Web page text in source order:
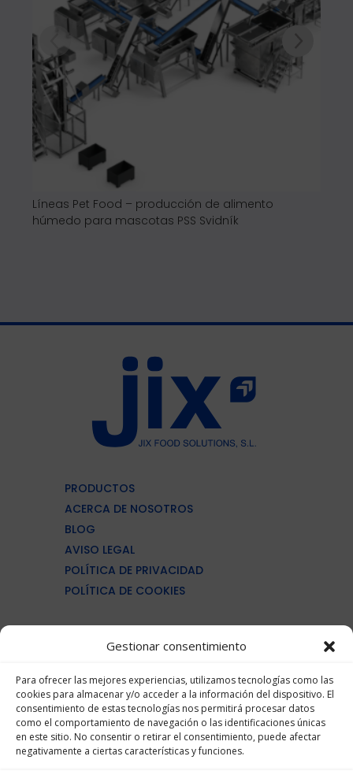
Gestionar consentimiento
Para ofrecer las mejores experiencias, utilizamos tecnologías como las
cookies para almacenar y/o acceder a la información del dispositivo. El
consentimiento de estas tecnologías nos permitirá procesar datos
como el comportamiento de navegación o las identificaciones únicas
en este sitio. No consentir o retirar el consentimiento, puede afectar
negativamente a ciertas características y funciones.
Líneas Pet Food – producción de alimento
húmedo para mascotas PSS Svidník
PRODUCTOS
ACERCA DE NOSOTROS
BLOG
AVISO LEGAL
POLÍTICA DE PRIVACIDAD
POLÍTICA DE COOKIES
MAQUINARÍA PROCESADO PESCADO
MAQUINARÍA PRODUCTOS LACTEOS
MAQUINARÍA PARA PANADERÍAS
MAQUINARÍA PET FOOD
 (+34)961 363 856